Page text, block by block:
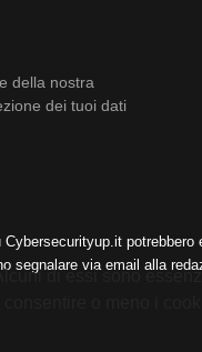
della nostra
dei tuoi dati
segnalare via email alla
di essi sono